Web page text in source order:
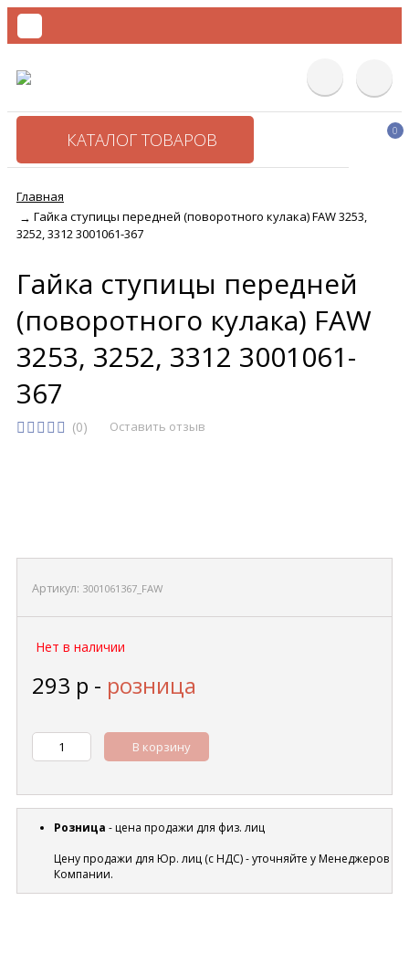
КАТАЛОГ ТОВАРОВ 0
Главная
→ Гайка ступицы передней (поворотного кулака) FAW 3253,
3252, 3312 3001061-367
Гайка ступицы передней
(поворотного кулака) FAW
3253, 3252, 3312 3001061-
367
(0) Оставить отзыв
Артикул: 3001061367_FAW
Нет в наличии
293 р - розница
В корзину
Розница - цена продажи для физ. лиц
Цену продажи для Юр. лиц (с НДС) - уточняйте у Менеджеров
Компании.